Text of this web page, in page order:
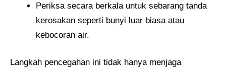
Periksa secara berkala untuk sebarang tanda
kerosakan seperti bunyi luar biasa atau
kebocoran air.
Langkah pencegahan ini tidak hanya menjaga